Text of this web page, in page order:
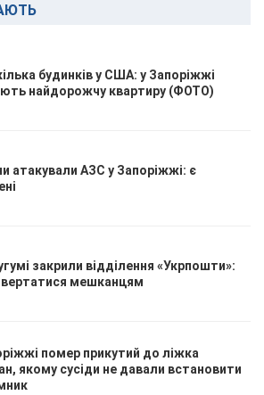
будинків у США: у Запоріжжі
найдорожчу квартиру (ФОТО)
атакували АЗС у Запоріжжі: є
закрили відділення «Укрпошти»:
мешканцям
помер прикутий до ліжка
якому сусіди не давали встановити